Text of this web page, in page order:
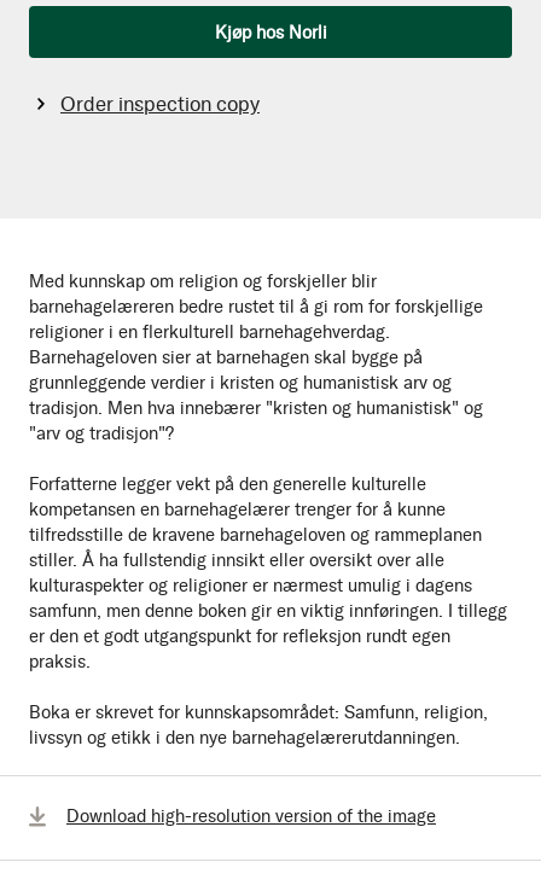
Med kunnskap om religion og forskjeller blir
barnehagelæreren bedre rustet til å gi rom for forskjellige
religioner i en flerkulturell barnehagehverdag.
Barnehageloven sier at barnehagen skal bygge på
grunnleggende verdier i kristen og humanistisk arv og
tradisjon. Men hva innebærer "kristen og humanistisk" og
"arv og tradisjon"?
Forfatterne legger vekt på den generelle kulturelle
kompetansen en barnehagelærer trenger for å kunne
tilfredsstille de kravene barnehageloven og rammeplanen
stiller. Å ha fullstendig innsikt eller oversikt over alle
kulturaspekter og religioner er nærmest umulig i dagens
samfunn, men denne boken gir en viktig innføringen. I tillegg
er den et godt utgangspunkt for refleksjon rundt egen
praksis.
Boka er skrevet for kunnskapsområdet: Samfunn, religion,
livssyn og etikk i den nye barnehagelærerutdanningen.
Kjøp hos Norli
Order inspection copy
Download high-resolution version of the image